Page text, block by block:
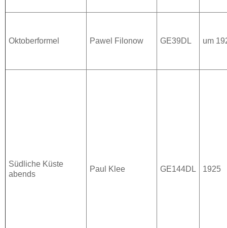
Oktoberformel Pawel Filonow GE39DL um
Südliche Küste
abends
Paul Klee GE144DL 1925